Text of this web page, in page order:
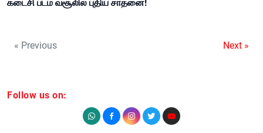
கடைசி படம் வசூலில் புதிய சாதனை!
« Previous Next »
Follow us on: